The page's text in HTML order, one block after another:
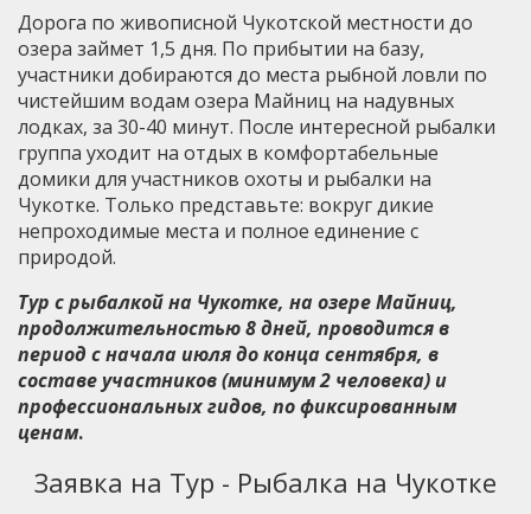
Дорога по живописной Чукотской местности до
озера займет 1,5 дня. По прибытии на базу,
участники добираются до места рыбной ловли по
чистейшим водам озера Майниц на надувных
лодках, за 30-40 минут. После интересной рыбалки
группа уходит на отдых в комфортабельные
домики для участников охоты и рыбалки на
Чукотке. Только представьте: вокруг дикие
непроходимые места и полное единение с
природой.
Тур с рыбалкой на Чукотке, на озере Майниц,
продолжительностью 8 дней, проводится в
период с начала июля до конца сентября, в
составе участников (минимум 2 человека) и
профессиональных гидов, по фиксированным
ценам.
Заявка на Тур - Рыбалка на Чукотке